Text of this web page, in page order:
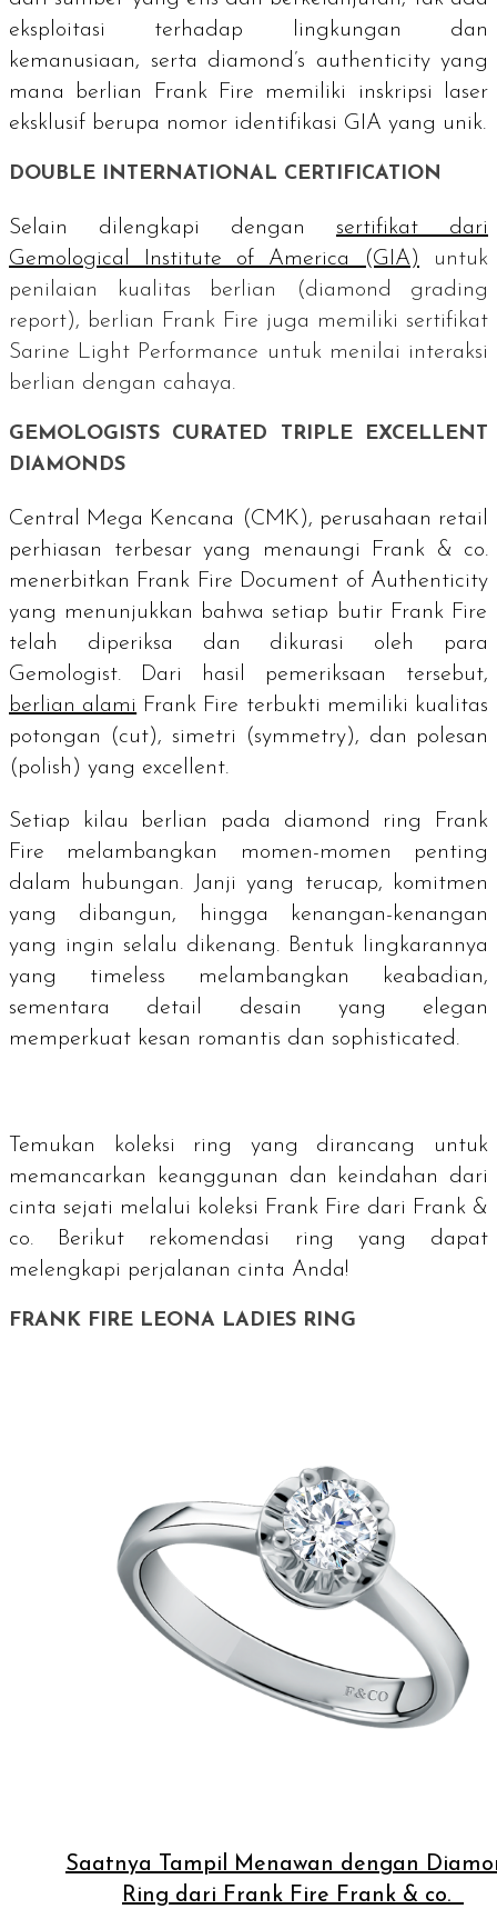
eksploitasi terhadap lingkungan dan
kemanusiaan, serta diamond’s authenticity yang
mana berlian Frank Fire memiliki inskripsi laser
eksklusif berupa nomor identifikasi GIA yang unik.
DOUBLE INTERNATIONAL CERTIFICATION
Selain dilengkapi dengan
sertifikat dari
Gemological Institute of America
(GIA) untuk
penilaian kualitas berlian (diamond grading
report), berlian Frank Fire juga memiliki sertifikat
Sarine Light Performance untuk menilai interaksi
berlian dengan cahaya.
GEMOLOGISTS CURATED TRIPLE EXCELLENT
DIAMONDS
Central Mega Kencana (CMK), perusahaan retail
perhiasan terbesar yang menaungi Frank & co.
menerbitkan Frank Fire Document of Authenticity
yang menunjukkan bahwa setiap butir Frank Fire
telah diperiksa dan dikurasi oleh para
Gemologist.
Dari hasil pemeriksaan tersebut,
berlian alami Frank Fire terbukti memiliki kualitas
potongan (cut), simetri (symmetry), dan polesan
( polish ) yang excellent.
Setiap kilau berlian pada diamond ring
Frank
Fire melambangkan momen-momen penting
dalam hubungan. Janji yang terucap, komitmen
yang dibangun, hingga kenangan-kenangan
yang ingin selalu dikenang. Bentuk lingkarannya
yang timeless melambangkan keabadian,
sementara detail desain yang elegan
memperkuat kesan romantis dan sophisticated.
Temukan koleksi ring yang dirancang untuk
memancarkan keanggunan dan keindahan dari
cinta sejati melalui koleksi Frank Fire dari Frank &
co. Berikut rekomendasi ring yang dapat
melengkapi perjalanan cinta Anda!
FRANK FIRE LEONA LADIES RING
Saatnya Tampil Menawan dengan
Ring dari Frank Fire Frank & co.